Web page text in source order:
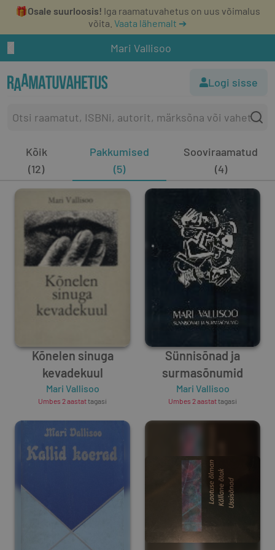
🎁Osale suurloosis! Iga raamatuvahetus on uus võimalus
võita. Vaata lähemalt ➔
Mari Vallisoo
Logi sisse
Kõik
(12)
Pakkumised
(5)
Sooviraamatud
(4)
Kõnelen sinuga
kevadekuul
Mari Vallisoo
Umbes 2 aastattagasi
Sünnisõnad ja
surmasõnumid
Mari Vallisoo
Umbes 2 aastattagasi